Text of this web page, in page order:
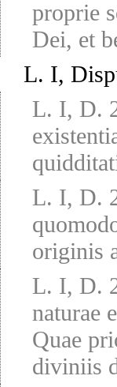
proprie
Dei, et
L. I,
L. I, D.
L. I, D.
originis
L. I, D.
naturae
Quae
diviniis